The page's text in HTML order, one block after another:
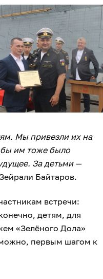
Мы привезли их на
им тоже было
За детьми —
Байтаров.
встречи:
детям, для
«Зелёного Дола»
первым шагом к